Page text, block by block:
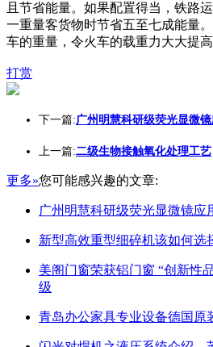
且节省能量。如果配置得当，铁路
一重量客货物时节省五至七成能量
车的重量，令火车的载重力大大提高
打赏
下一篇:广州明慧科研级荧光显微
上一篇:二级生物接触氧化处理工艺
更多»您可能感兴趣的文章:
广州明慧科研级荧光显微镜应
新型高效重型细碎机该如何选
美阁门窗荣获铝门窗 “创新性
级
青岛办公家具专业设备德国原